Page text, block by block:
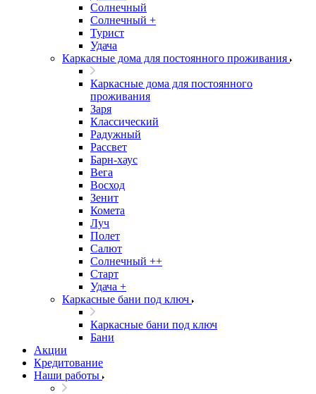
Солнечный
Солнечный +
Турист
Удача
Каркасные дома для постоянного проживания
Каркасные дома для постоянного
проживания
Заря
Классический
Радужный
Рассвет
Барн-хаус
Вега
Восход
Зенит
Комета
Луч
Полет
Салют
Солнечный ++
Старт
Удача +
Каркасные бани под ключ
Каркасные бани под ключ
Бани
Акции
Кредитование
Наши работы